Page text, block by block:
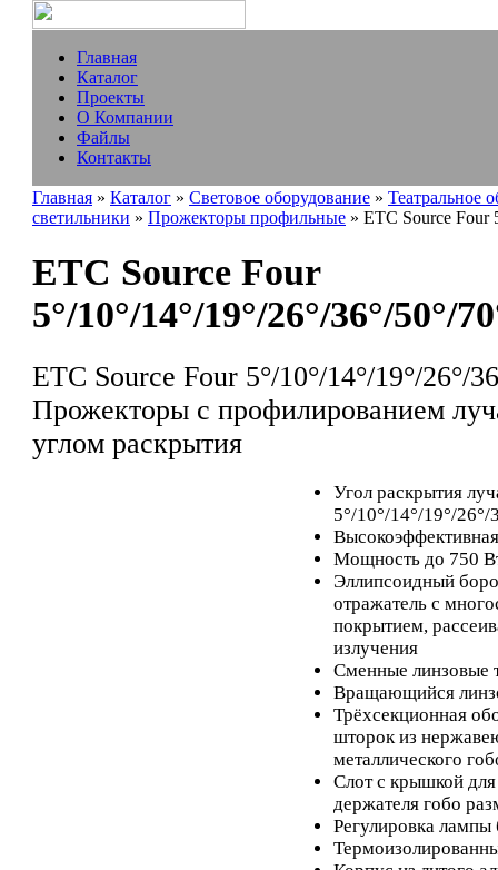
Главная
Каталог
Проекты
О Компании
Файлы
Контакты
Главная » Каталог » Световое оборудование » Театральное
светильники » Прожекторы профильные » ETC Source Four
ETC Source Four
5°/10°/14°/19°/26°/36°/50°/
ETC Source Four 5°/10°/14°/19°/26°/
Прожекторы с профилированием
углом раскрытия
Угол раскрытия
5°/10°/14°/19°/26°/
Мощность до 750
Эллипсоидный
отражатель с
покрытием,
излучения
Сменные линзовые
Вращающийся
Трёхсекционная
шторок из
металлического
Слот с крышкой
держателя гобо
Регулировка лампы